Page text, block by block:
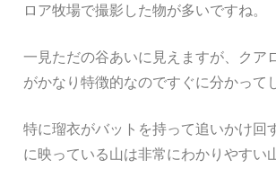
ロア牧場で撮影した物が多いですね。
一見ただの谷あいに見えますが、クア
がかなり特徴的なのですぐに分かって
特に瑠衣がバットを持って追いかけ回
に映っている山は非常にわかりやすい